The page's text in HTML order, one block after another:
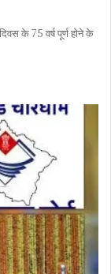
के 75 वर्ष पूर्ण होने के